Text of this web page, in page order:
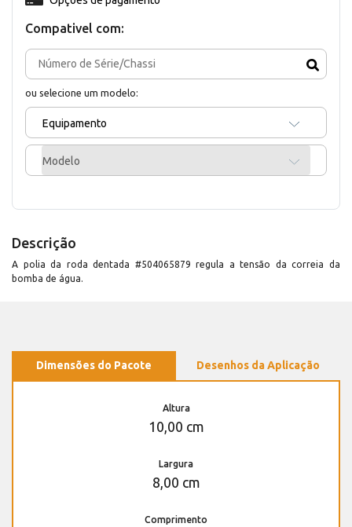
Compativel com:
ou selecione um modelo:
Equipamento
Modelo
Descrição
A polia da roda dentada #504065879 regula a tensão da correia da
bomba de água.
Dimensões do Pacote Desenhos da Aplicação
Altura
10,00 cm
Largura
8,00 cm
Comprimento